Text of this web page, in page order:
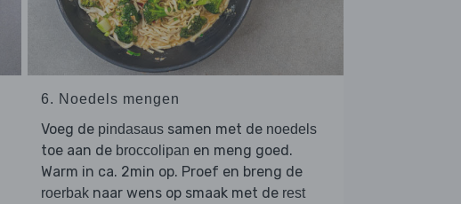
6. Noedels mengen
Voeg de pindasaus samen met de noedels
toe aan de broccolipan en meng goed.
Warm in ca. 2min op. Proef en breng de
roerbak naar wens op smaak met de rest